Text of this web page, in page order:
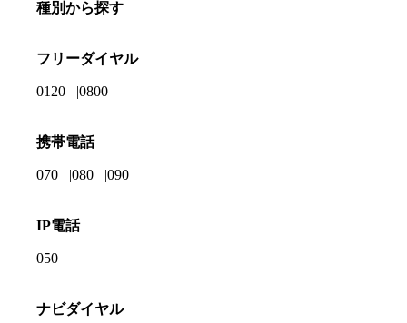
種別から探す
フリーダイヤル
0120 0800
携帯電話
070 080 090
IP電話
050
ナビダイヤル